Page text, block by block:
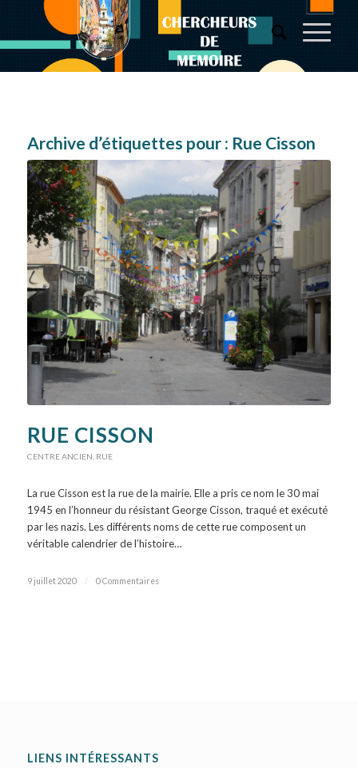
Archive d’étiquettes pour : Rue Cisson
RUE CISSON
CENTRE ANCIEN RUE
La rue Cisson est la rue de la mairie. Elle a pris ce nom le 30 mai
1945 en l’honneur du résistant George Cisson, traqué et exécuté
par les nazis. Les différents noms de cette rue composent un
véritable calendrier de l’histoire…
9 juillet 2020 / 0 Commentaires
LIENS INTÉRESSANTS